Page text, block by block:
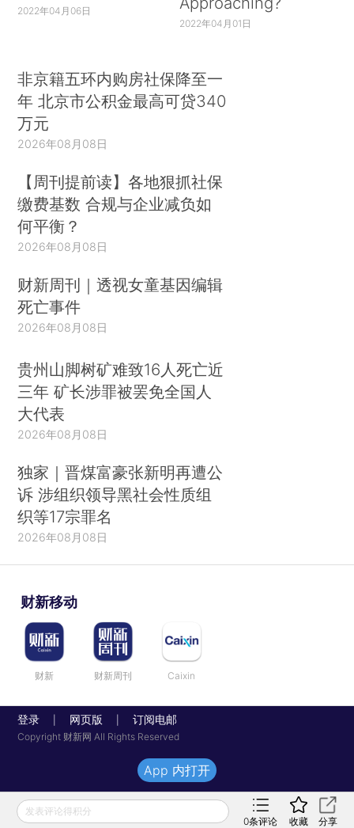
2022年04月06日
2022年04月01日
非京籍五环内购房社保降至一
年 北京市公积金最高可贷340
万元
2026年08月08日
【周刊提前读】各地狠抓社保
缴费基数 合规与企业减负如
何平衡？
2026年08月08日
财新周刊｜透视女童基因编辑
死亡事件
2026年08月08日
贵州山脚树矿难致16人死亡近
三年 矿长涉罪被罢免全国人
大代表
2026年08月08日
独家｜晋煤富豪张新明再遭公
诉 涉组织领导黑社会性质组
织等17宗罪名
2026年08月08日
财新移动
财新 财新周刊 Caixin
登录 网页版 订阅电邮
Copyright 财新网 All Rights Reserved
发表评论得积分
0条评论 收藏 分享
App 内打开